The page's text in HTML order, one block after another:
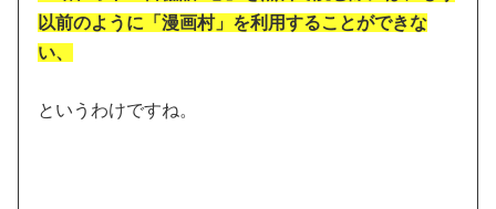
以前のように「漫画村」を利用することができな
い、
というわけですね。